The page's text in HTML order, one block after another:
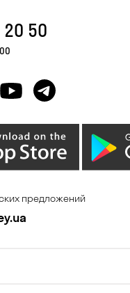
Плавни
50
предложений